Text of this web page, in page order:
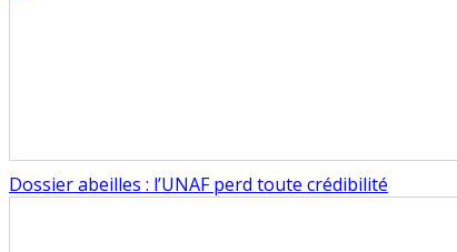
Dossier abeilles : l’UNAF perd toute crédibilité